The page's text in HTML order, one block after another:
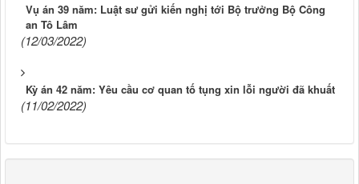
Vụ án 39 năm: Luật sư gửi kiến nghị tới Bộ trưởng Bộ Công
an Tô Lâm
(12/03/2022)
Kỳ án 42 năm: Yêu cầu cơ quan tố tụng xin lỗi người đã khuất
(11/02/2022)